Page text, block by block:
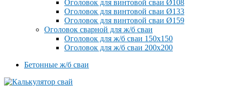
Оголовок для винтовой сваи Ø108
Оголовок для винтовой сваи Ø133
Оголовок для винтовой сваи Ø159
Оголовок сварной для ж/б сваи
Оголовок для ж/б сваи 150x150
Оголовок для ж/б сваи 200x200
Бетонные ж/б сваи